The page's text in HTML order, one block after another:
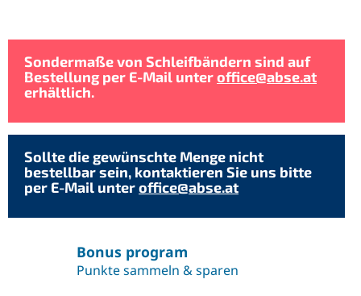
Sondermaße von Schleifbändern sind auf
Bestellung per E-Mail unteroffice@abse.at
erhältlich.
Sollte die gewünschte Menge nicht
bestellbar sein, kontaktieren Sie uns bitte
per E-Mail unteroffice@abse.at
Bonus program
Punkte sammeln & sparen